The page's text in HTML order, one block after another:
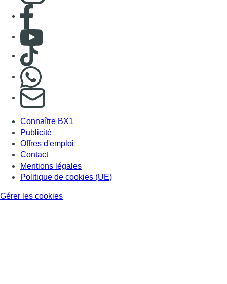
Consulter page Facebook
Consulter Youtube
Consulter TikTok
S'abonner à notre newsletter
Connaître BX1
Publicité
Offres d'emploi
Contact
Mentions légales
Politique de cookies (UE)
Gérer les cookies